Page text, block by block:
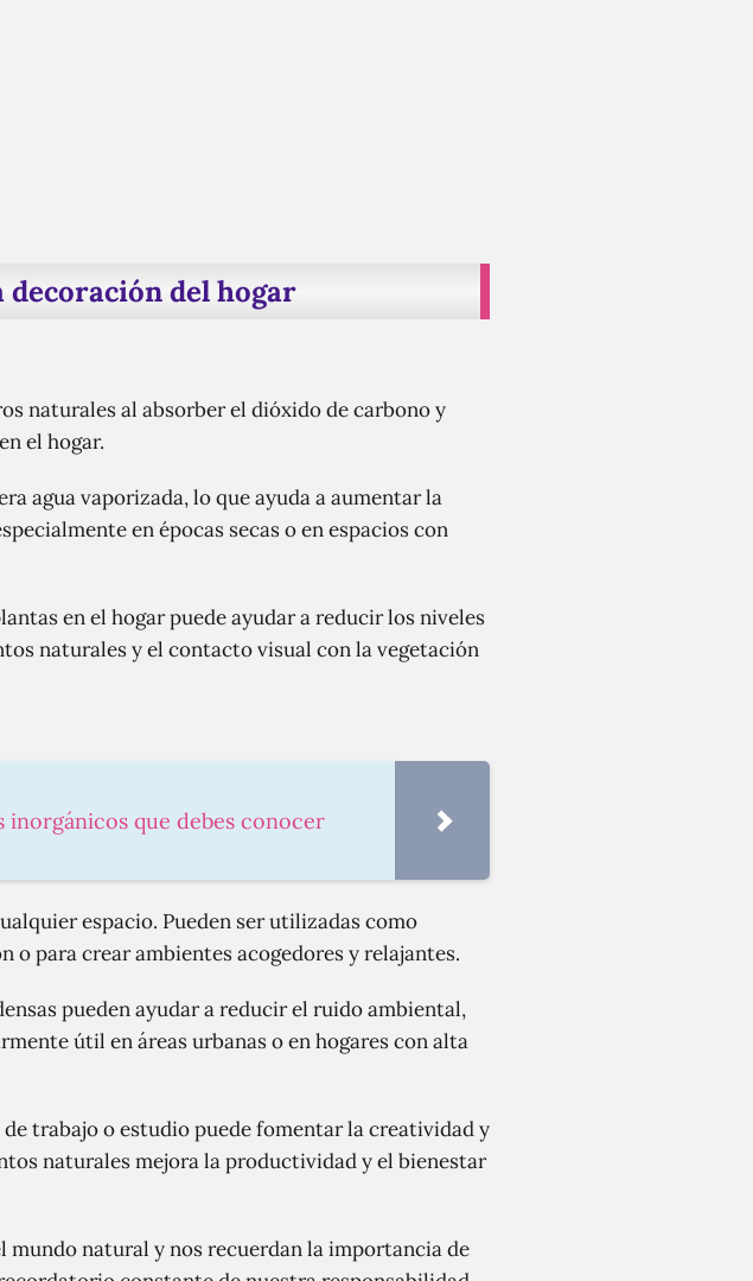
decoración del hogar
naturales al absorber el dióxido de carbono y
el hogar.
agua vaporizada, lo que ayuda a aumentar la
en épocas secas o en espacios con
en el hogar puede ayudar a reducir los niveles
naturales y el contacto visual con la vegetación
que debes conocer
espacio. Pueden ser utilizadas como
para crear ambientes acogedores y relajantes.
pueden ayudar a reducir el ruido ambiental,
útil en áreas urbanas o en hogares con alta
trabajo o estudio puede fomentar la creatividad y
naturales mejora la productividad y el bienestar
mundo natural y nos recuerdan la importancia de